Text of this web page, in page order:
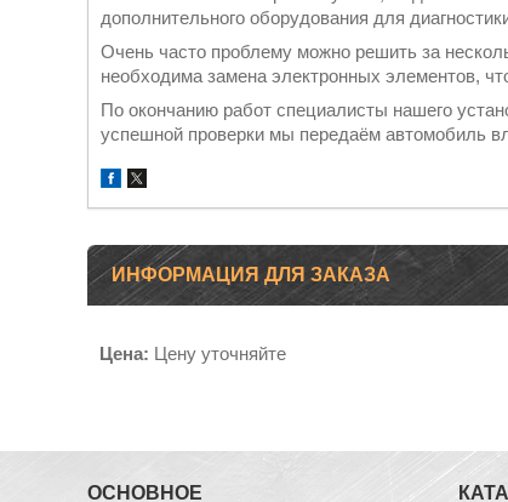
дополнительного оборудования для
Очень часто проблему можно решить за
необходима замена электронных элементов,
По окончанию работ специалисты нашего
успешной проверки мы передаём автомобиль
ИНФОРМАЦИЯ ДЛЯ ЗАКАЗА
Цена: Цену уточняйте
ОСНОВНОЕ